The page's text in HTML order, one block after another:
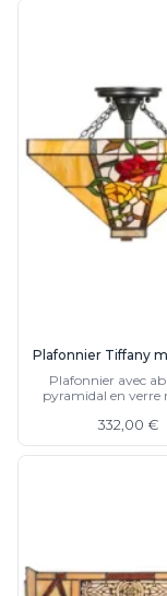
Plafonnier Tiffany
Plafonnier avec
pyramidal en verre
métalliques
332,00 €